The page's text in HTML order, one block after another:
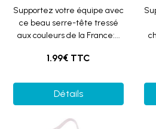
Supportez votre équipe avec
ce beau serre-tête tressé
aux couleurs de la France:...
1.99€ TTC
Détails